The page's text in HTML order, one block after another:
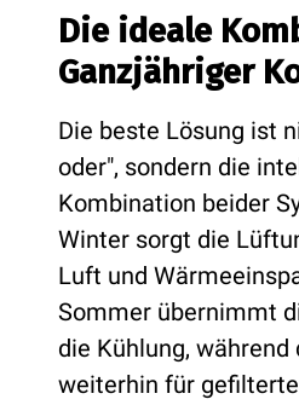
Die ideale
Ganzjähriger
Die beste Lösung ist
oder", sondern die
Kombination beider
Winter sorgt die
Luft und
Sommer übernimmt
die Kühlung, während
weiterhin für